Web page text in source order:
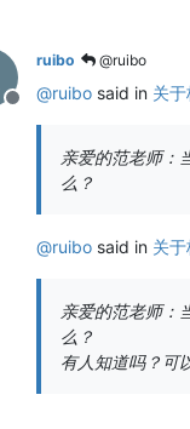
Offline
ruibo @ruibo
@ruibo said in 关
亲爱的范老师：
么？
@ruibo said in 关
亲爱的范老师：
么？
有人知道吗？可